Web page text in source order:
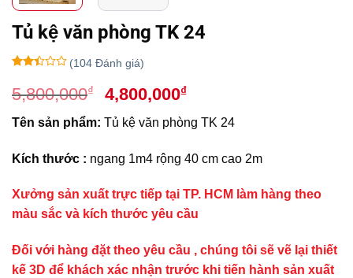
Tủ kệ văn phòng TK 24
trên
dựa
trên
giá
(104Đánh giá)
5,800,000₫
Giá
gốc
là:
5,800,000₫.
4,800,000₫Giá
tại
là:
4,800,000₫.
Tên sản phẩm: Tủ kệ văn phòng TK 24
Kích thước : ngang 1m4 rộng 40 cm cao 2m
Xưởng sản xuất trực tiếp tại TP. HCM làm hàng theo
màu sắc và kích thước yêu cầu
Đối với hàng đặt theo yêu cầu , chúng tôi sẽ vẽ lại thiết
kế 3D để khách xác nhận trước khi tiến hành sản xuất